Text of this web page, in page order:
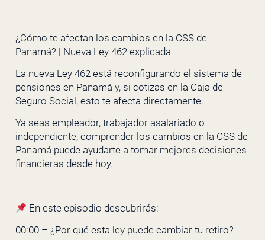
¿Cómo te afectan los cambios en la CSS de
Panamá? | Nueva Ley 462 explicada
La nueva Ley 462 está reconfigurando el sistema de
pensiones en Panamá y, si cotizas en la Caja de
Seguro Social, esto te afecta directamente.
Ya seas empleador, trabajador asalariado o
independiente, comprender los cambios en la CSS de
Panamá puede ayudarte a tomar mejores decisiones
financieras desde hoy.
En este episodio descubrirás:
00:00 – ¿Por qué esta ley puede cambiar tu retiro?